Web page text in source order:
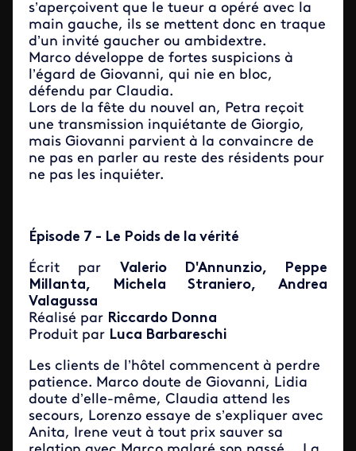
s’aperçoivent que le tueur a opéré avec la
main gauche, ils se mettent donc en traque
d’un invité gaucher ou ambidextre.
Marco développe de fortes suspicions à
l’égard de Giovanni, qui nie en bloc,
défendu par Claudia.
Lors de la fête du nouvel an, Petra reçoit
une transmission inquiétante de Giorgio,
mais Giovanni parvient à la convaincre de
ne pas en parler au reste des résidents pour
ne pas les inquiéter.
Épisode 7 - Le Poids de la vérité
Écrit par Valerio D'Annunzio, Peppe
Millanta, Michela Straniero, Andrea
Valagussa
Réalisé par Riccardo Donna
Produit par Luca Barbareschi
Les clients de l’hôtel commencent à perdre
patience. Marco doute de Giovanni, Lidia
doute d’elle-même, Claudia attend les
secours, Lorenzo essaye de s’expliquer avec
Anita, Irene veut à tout prix sauver sa